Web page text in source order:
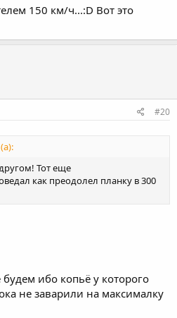
150 км/ч...:D Вот это
#20
Тот еще
как преодолел планку в 300
ибо копьё у которого
не заварили на максималку